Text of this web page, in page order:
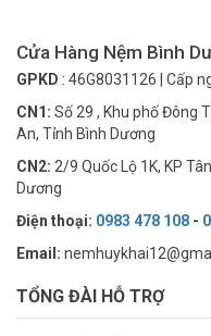
Cửa Hàng Nệm Bình
GPKD : 46G8031126 | Cấp
CN1: Số 29 , Khu phố Đông
An, Tỉnh Bình Dương
CN2: 2/9 Quốc Lộ 1K, KP
Dương
Điện thoại: 0983 478 108 -
Email:
TỔNG ĐÀI HỖ TRỢ